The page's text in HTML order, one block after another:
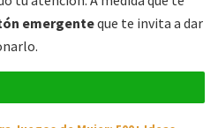
emergenteque te invita a dar